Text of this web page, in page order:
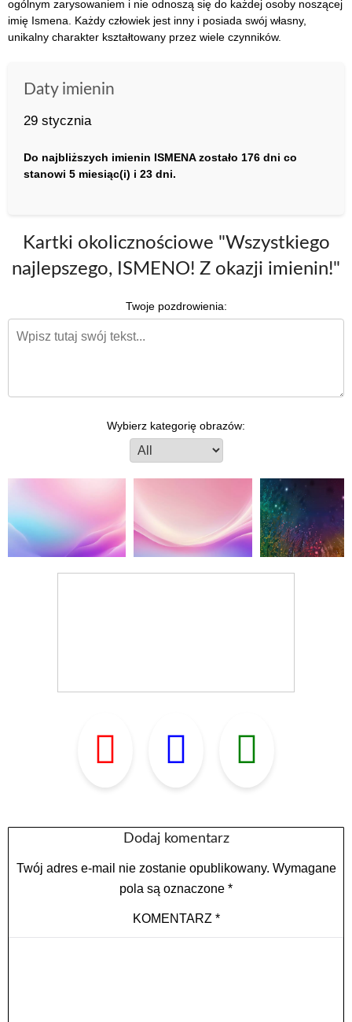
ogólnym zarysowaniem i nie odnoszą się do każdej osoby noszącej
imię Ismena. Każdy człowiek jest inny i posiada swój własny,
unikalny charakter kształtowany przez wiele czynników.
Daty imienin
29 stycznia
Do najbliższych imienin ISMENA zostało 176 dni co
stanowi 5 miesiąc(i) i 23 dni.
Kartki okolicznościowe "Wszystkiego
najlepszego, ISMENO! Z okazji imienin!"
Twoje pozdrowienia:
Wybierz kategorię obrazów:
Dodaj komentarz
Twój adres e-mail nie zostanie opublikowany. Wymagane
pola są oznaczone *
KOMENTARZ *